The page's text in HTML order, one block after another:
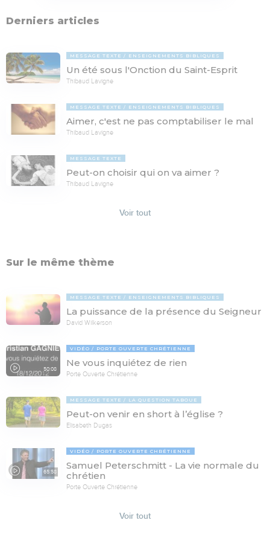
Derniers articles
MESSAGE TEXTE ENSEIGNEMENTS BIBLIQUES
Un été sous l'Onction du Saint-Esprit
Thibaud Lavigne
MESSAGE TEXTE ENSEIGNEMENTS BIBLIQUES
Aimer, c'est ne pas comptabiliser le mal
Thibaud Lavigne
MESSAGE TEXTE
Peut-on choisir qui on va aimer ?
Thibaud Lavigne
Voir tout
Sur le même thème
MESSAGE TEXTE ENSEIGNEMENTS BIBLIQUES
La puissance de la présence du Seigneur
David Wilkerson
50:08
VIDÉO PORTE OUVERTE CHRÉTIENNE
Ne vous inquiétez de rien
Porte Ouverte Chrétienne
MESSAGE TEXTE LA QUESTION TABOUE
Peut-on venir en short à l’église ?
Elisabeth Dugas
65:58
VIDÉO PORTE OUVERTE CHRÉTIENNE
Samuel Peterschmitt - La vie normale du
chrétien
Porte Ouverte Chrétienne
Voir tout